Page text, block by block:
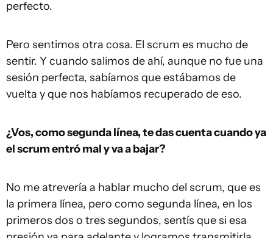
perfecto.
Pero sentimos otra cosa. El scrum es mucho de
sentir. Y cuando salimos de ahí, aunque no fue una
sesión perfecta, sabíamos que estábamos de
vuelta y que nos habíamos recuperado de eso.
¿Vos, como segunda línea, te das cuenta cuando ya
el scrum entró mal y va a bajar?
No me atrevería a hablar mucho del scrum, que es
la primera línea, pero como segunda línea, en los
primeros dos o tres segundos, sentís que si esa